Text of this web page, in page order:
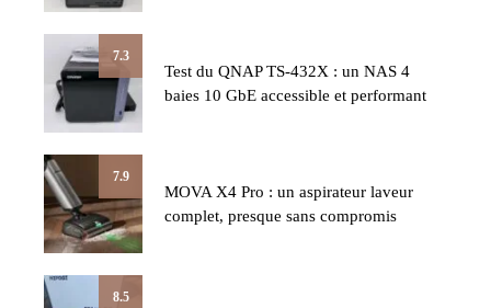
7.3
Test du QNAP TS-432X : un NAS 4
baies 10 GbE accessible et performant
7.9
MOVA X4 Pro : un aspirateur laveur
complet, presque sans compromis
8.5